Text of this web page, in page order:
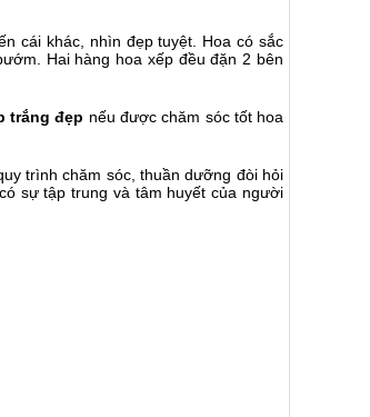
cái khác, nhìn đẹp tuyệt. Hoa có sắc
Hai hàng hoa xếp đều đặn 2 bên
trắng đẹp nếu được chăm sóc tốt hoa
trình chăm sóc, thuần dưỡng đòi hỏi
sự tập trung và tâm huyết của người